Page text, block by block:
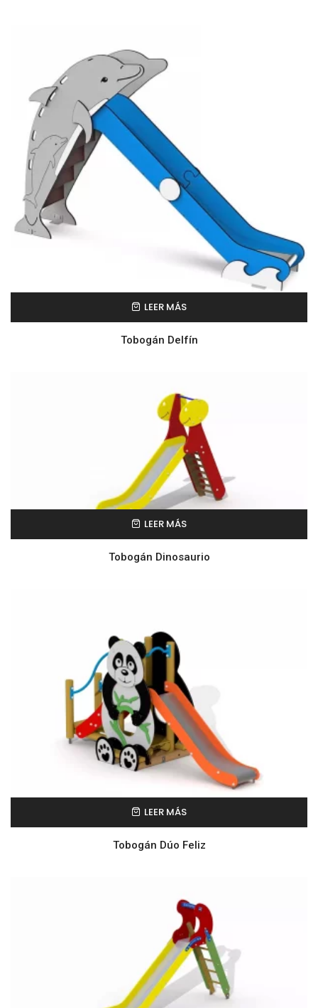
LEER MÁS
Tobogán Delfín
LEER MÁS
Tobogán Dinosaurio
LEER MÁS
Tobogán Dúo Feliz